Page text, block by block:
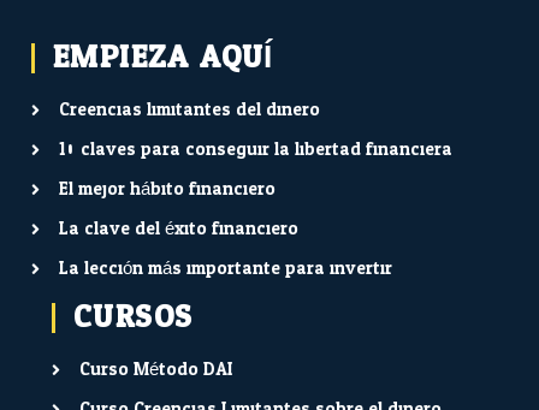
EMPIEZA AQUÍ...
Creencias limitantes del dinero
10 claves para conseguir la libertad financiera
El mejor hábito financiero
La clave del éxito financiero
La lección más importante para invertir
CURSOS
Curso Método DAI